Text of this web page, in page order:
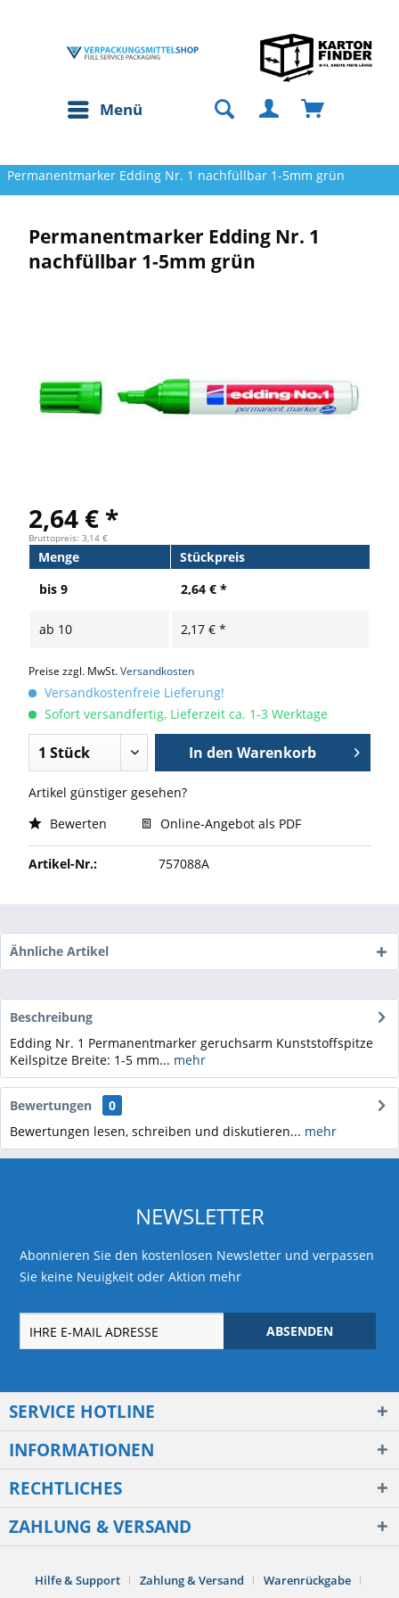
Menü
Permanentmarker Edding Nr. 1 nachfüllbar 1-5mm grün
Permanentmarker Edding Nr. 1
nachfüllbar 1-5mm grün
2,64 € *
Bruttopreis: 3,14 €
Menge
Stückpreis
bis 9 2,64 € *
ab 10 2,17 € *
Preise zzgl. MwSt.Versandkosten
Versandkostenfreie Lieferung!
Sofort versandfertig, Lieferzeit ca. 1-3 Werktage
In den Warenkorb
Artikel günstiger gesehen?
Bewerten
Online-Angebot als PDF
Artikel-Nr.: 757088A
Ähnliche Artikel
Beschreibung
Edding Nr. 1 Permanentmarker geruchsarm Kunststoffspitze
Keilspitze Breite: 1-5 mm... mehr
Bewertungen
0
Bewertungen lesen, schreiben und diskutieren... mehr
NEWSLETTER
Abonnieren Sie den kostenlosen Newsletter und verpassen
Sie keine Neuigkeit oder Aktion mehr
ABSENDEN
SERVICE HOTLINE
INFORMATIONEN
RECHTLICHES
ZAHLUNG & VERSAND
Hilfe & Support Zahlung & Versand Warenrückgabe